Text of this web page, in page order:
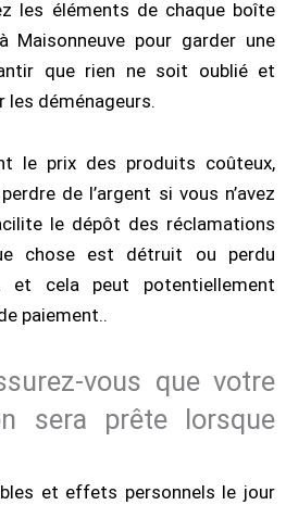
les éléments de chaque boîte
Maisonneuve pour garder une
que rien ne soit oublié et
les déménageurs.
le prix des produits coûteux,
de l’argent si vous n’avez
le dépôt des réclamations
chose est détruit ou perdu
et cela peut potentiellement
paiement..
vous que votre
sera prête lorsque
et effets personnels le jour